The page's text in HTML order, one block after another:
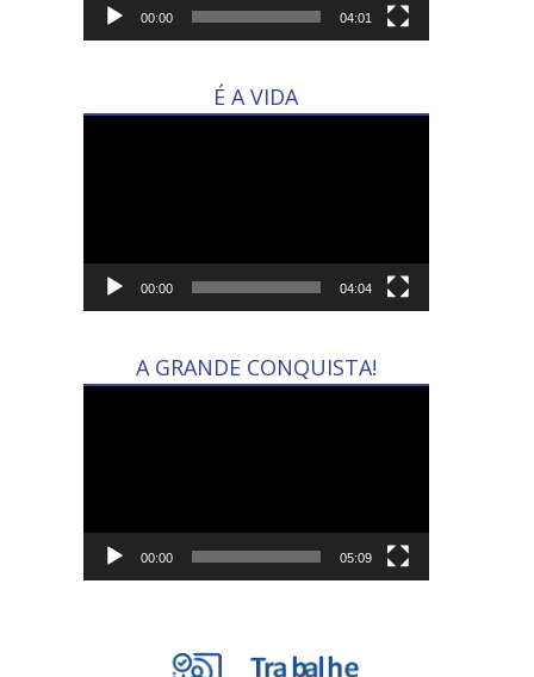
00:00 04:01
É A VIDA
00:00 04:04
A GRANDE CONQUISTA!
00:00 05:09